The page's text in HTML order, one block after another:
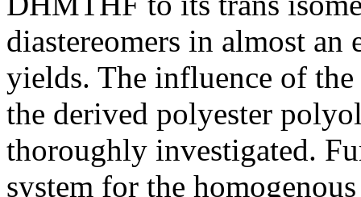
diastereomers in almost
yields. The influence of
the derived polyester
thoroughly investigated.
system for the